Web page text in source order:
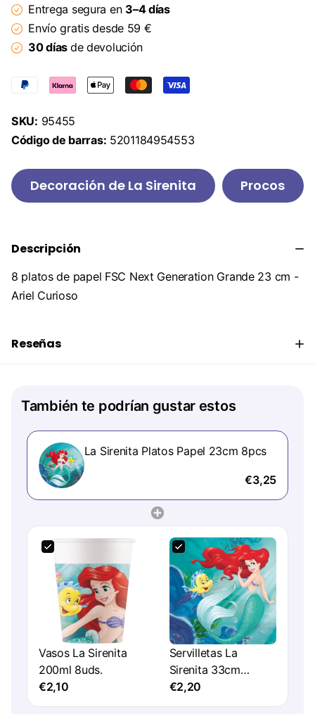
Entrega segura en 3–4 días
Envío gratis desde 59 €
30 días de devolución
SKU: 95455
Código de barras: 5201184954553
Decoración de La Sirenita Procos
Descripción
8 platos de papel FSC Next Generation Grande 23 cm -
Ariel Curioso
Reseñas
También te podrían gustar estos
La Sirenita Platos Papel 23cm 8pcs
€3,25
Vasos La Sirenita
200ml 8uds.
€2,10
Servilletas La
Sirenita 33cm
20uds.
€2,20